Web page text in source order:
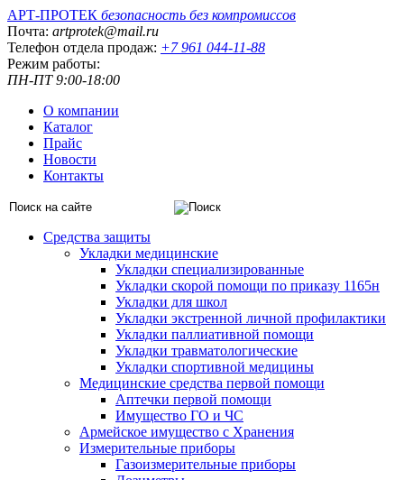
АРТ-ПРОТЕК безопасность без компромиссов
Почта: artprotek@mail.ru
Телефон отдела продаж: +7 961 044-11-88
Режим работы:
ПН-ПТ 9:00-18:00
О компании
Каталог
Прайс
Новости
Контакты
Средства защиты
Укладки медицинские
Укладки специализированные
Укладки скорой помощи по приказу 1165н
Укладки для школ
Укладки экстренной личной профилактики
Укладки паллиативной помощи
Укладки травматологические
Укладки спортивной медицины
Медицинские средства первой помощи
Аптечки первой помощи
Имущество ГО и ЧС
Армейское имущество с Хранения
Измерительные приборы
Газоизмерительные приборы